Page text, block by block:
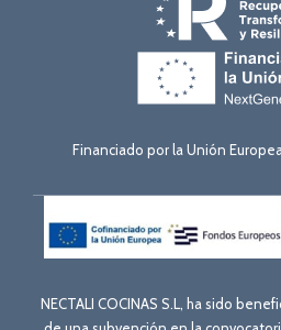
Financiado por la Unión
NECTALI COCINAS S.L, ha sido